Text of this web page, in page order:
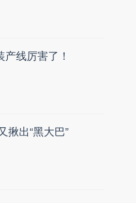
线厉害了！
揪出“黑大巴”